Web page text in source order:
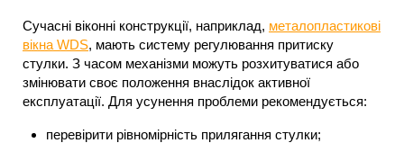
Сучасні віконні конструкції, наприклад, металопластикові
вікна WDS, мають систему регулювання притиску
стулки. З часом механізми можуть розхитуватися або
змінювати своє положення внаслідок активної
експлуатації. Для усунення проблеми рекомендується:
перевірити рівномірність прилягання стулки;